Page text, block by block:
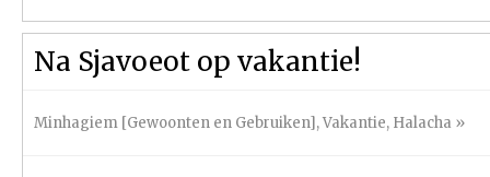
Na Sjavoeot op vakantie!
Minhagiem [Gewoonten en Gebruiken],Vakantie, Halacha »